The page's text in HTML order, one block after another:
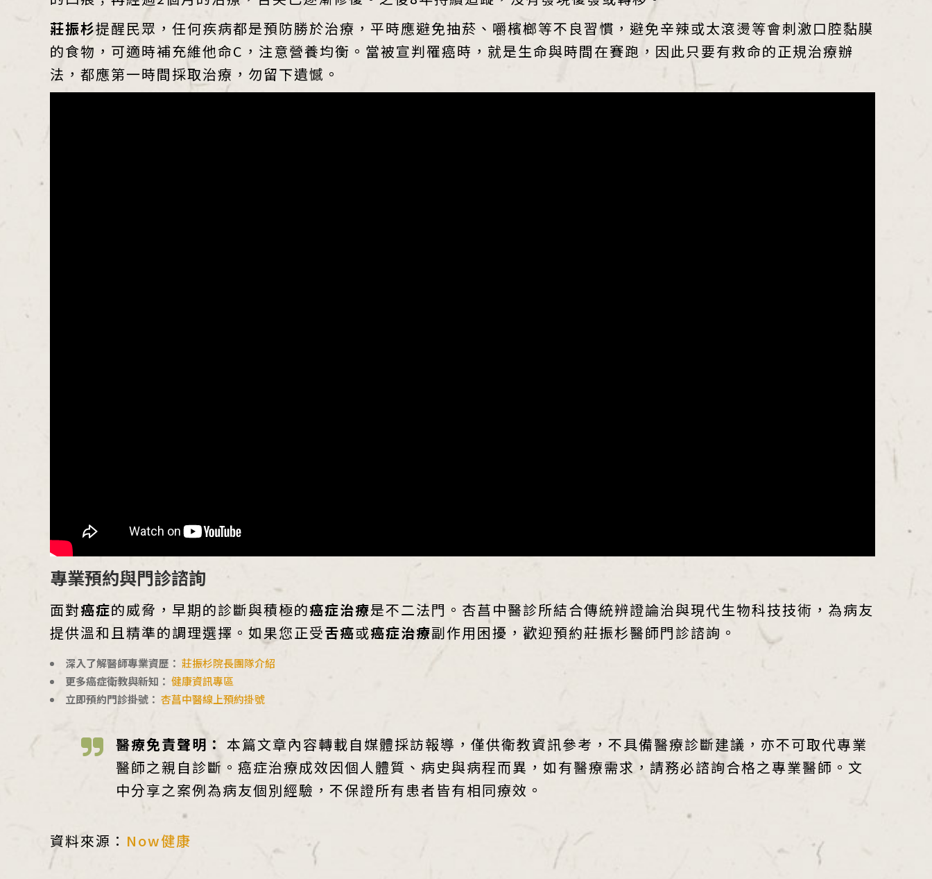
莊振杉提醒民眾，任何疾病都是預防勝於治療，平時應避免抽菸、嚼檳榔等不良習慣，避免辛辣或太滾燙等會刺激口腔黏膜
的食物，可適時補充維他命C，注意營養均衡。當被宣判罹癌時，就是生命與時間在賽跑，因此只要有救命的正規治療辦
法，都應第一時間採取治療，勿留下遺憾。
專業預約與門診諮詢
面對癌症的威脅，早期的診斷與積極的癌症治療是不二法門。杏菖中醫診所結合傳統辨證論治與現代生物科技技術，為病友
提供溫和且精準的調理選擇。如果您正受舌癌或癌症治療副作用困擾，歡迎預約莊振杉醫師門診諮詢。
深入了解醫師專業資歷： 莊振杉院長團隊介紹
更多癌症衛教與新知： 健康資訊專區
立即預約門診掛號： 杏菖中醫線上預約掛號
醫療免責聲明： 本篇文章內容轉載自媒體採訪報導，僅供衛教資訊參考，不具備醫療診斷建議，亦不可取代專業
醫師之親自診斷。癌症治療成效因個人體質、病史與病程而異，如有醫療需求，請務必諮詢合格之專業醫師。文
中分享之案例為病友個別經驗，不保證所有患者皆有相同療效。
資料來源： Now健康